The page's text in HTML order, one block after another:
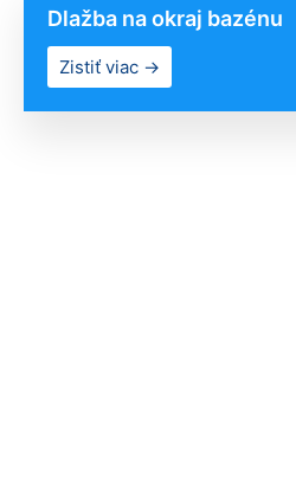
Dlažba na okraj bazénu
Zistiť viac →